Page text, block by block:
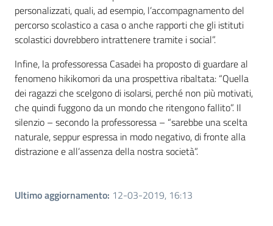
personalizzati, quali, ad esempio, l’accompagnamento del
percorso scolastico a casa o anche rapporti che gli istituti
scolastici dovrebbero intrattenere tramite i social”.
Infine, la professoressa Casadei ha proposto di guardare al
fenomeno hikikomori da una prospettiva ribaltata: “Quella
dei ragazzi che scelgono di isolarsi, perché non più motivati,
che quindi fuggono da un mondo che ritengono fallito”. Il
silenzio – secondo la professoressa – “sarebbe una scelta
naturale, seppur espressa in modo negativo, di fronte alla
distrazione e all’assenza della nostra società”.
Ultimo aggiornamento: 12-03-2019, 16:13